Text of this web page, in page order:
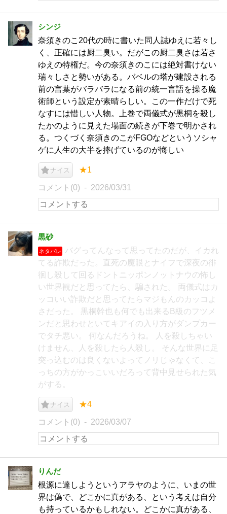
シンジ
奈須きのこ20代の時に書いた同人誌ゆえに若々し
く、正確には厨二臭い。だがこの厨二臭さは若さ
ゆえの特権だ。今の奈須きのこには絶対書けない
瑞々しさと勢いがある。バベルの塔が建設される
前の言葉がバラバラになる前の統一言語を操る魔
術師という設定が素晴らしい。この一作だけで死
なすには惜しい人物。上巻で両儀式が黒桐を殺し
たかのように見えた場面の続きが下巻で明かされ
る。つくづく奈須きのこがFGOなどというソシャ
ゲに人生の大半を捧げているのが悔しい
ナイス ★1
コメント(0) 2026/03/31
黒砂
ネタバレ
バグってんなって思ってたのだが、イカれ
てる詐欺だった。直死の魔眼とナイフで深夜の徘
徊し殺して回るドントニッポンノットナウの怖し
い世界観だと思ってたら、騙された。 両儀式はカ
ッコいい詐欺だと思ってたらマジもんのカッコよ
さだった。 黒桐幹也も何でも出来るB級のフツメ
ンだと思わせといてキアイの入り方がダンプカー
でタチ悪い。 何なんだろうね。 人を殺しちゃい
けません、人を殺したら人殺し。 そんな世界に足
突っ込むのは良くないよってノリじゃなくて、こ
っちの方がかっこいいだろって背中見せられた気
がする。
ナイス ★4
コメント(0) 2026/03/07
りんだ
根源に達しようというアラヤのように、いまの世
界は偽で、どこかに真がある、という考えは自分
も持っているかもしれない。どこかに真がある、